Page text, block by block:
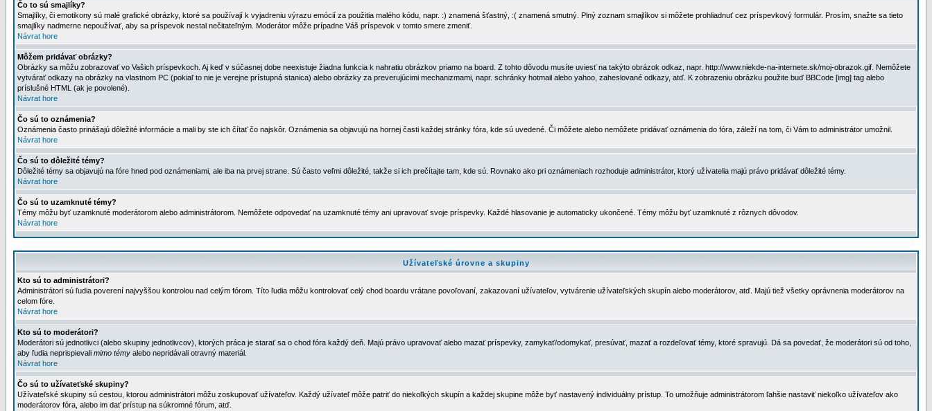
Čo to sú smajlíky?
Smajlíky, či emotikony sú malé grafické obrázky, ktoré sa používají k vyjadreniu výrazu emócií za použitia malého kódu, napr. :) znamená šťastný, :( znamená smutný. Plný zoznam smajlíkov si môžete prohliadnuť cez príspevkový formulár. Prosím, snažte sa tieto
smajlíky nadmerne nepoužívať, aby sa príspevok nestal nečitateľným. Moderátor môže prípadne Váš príspevok v tomto smere zmeniť.
Návrat hore
Môžem pridávať obrázky?
Obrázky sa môžu zobrazovať vo Vašich príspevkoch. Aj keď v súčasnej dobe neexistuje žiadna funkcia k nahratiu obrázkov priamo na board. Z tohto dôvodu musíte uviesť na takýto obrázok odkaz, napr. http://www.niekde-na-internete.sk/moj-obrazok.gif. Nemôžete
vytvárať odkazy na obrázky na vlastnom PC (pokiaľ to nie je verejne prístupná stanica) alebo obrázky za preverujúcimi mechanizmami, napr. schránky hotmail alebo yahoo, zaheslované odkazy, atď. K zobrazeniu obrázku použite buď BBCode [img] tag alebo
príslušné HTML (ak je povolené).
Návrat hore
Čo sú to oznámenia?
Oznámenia často prinášajú dôležité informácie a mali by ste ich čítať čo najskôr. Oznámenia sa objavujú na hornej časti každej stránky fóra, kde sú uvedené. Či môžete alebo nemôžete pridávať oznámenia do fóra, záleží na tom, či Vám to administrátor umožnil.
Návrat hore
Čo sú to dôležité témy?
Dôležité témy sa objavujú na fóre hned pod oznámeniami, ale iba na prvej strane. Sú často veľmi dôležité, takže si ich prečítajte tam, kde sú. Rovnako ako pri oznámeniach rozhoduje administrátor, ktorý užívatelia majú právo pridávať dôležité témy.
Návrat hore
Čo sú to uzamknuté témy?
Témy môžu byť uzamknuté moderátorom alebo administrátorom. Nemôžete odpovedať na uzamknuté témy ani upravovať svoje príspevky. Každé hlasovanie je automaticky ukončené. Témy môžu byť uzamknuté z rôznych dôvodov.
Návrat hore
Užívateľské úrovne a skupiny
Kto sú to administrátori?
Administrátori sú ľudia poverení najvyššou kontrolou nad celým fórom. Títo ľudia môžu kontrolovať celý chod boardu vrátane povoľovaní, zakazovaní užívateľov, vytvárenie užívateľských skupín alebo moderátorov, atď. Majú tiež všetky oprávnenia moderátorov na
celom fóre.
Návrat hore
Kto sú to moderátori?
Moderátori sú jednotlivci (alebo skupiny jednotlivcov), ktorých práca je starať sa o chod fóra každý deň. Majú právo upravovať alebo mazať príspevky, zamykať/odomykať, presúvať, mazať a rozdeľovať témy, ktoré spravujú. Dá sa povedať, že moderátori sú od toho,
aby ľudia neprispievali mimo témy alebo nepridávali otravný materiál.
Návrat hore
Čo sú to užívateťské skupiny?
Užívateľské skupiny sú cestou, ktorou administrátori môžu zoskupovať užívateľov. Každý užívateľ môže patriť do niekoľkých skupín a každej skupine môže byť nastavený individuálny prístup. To umožňuje administrátorom ľahšie nastaviť niekoľko užívateľov ako
moderátorov fóra, alebo im dať prístup na súkromné fórum, atď.